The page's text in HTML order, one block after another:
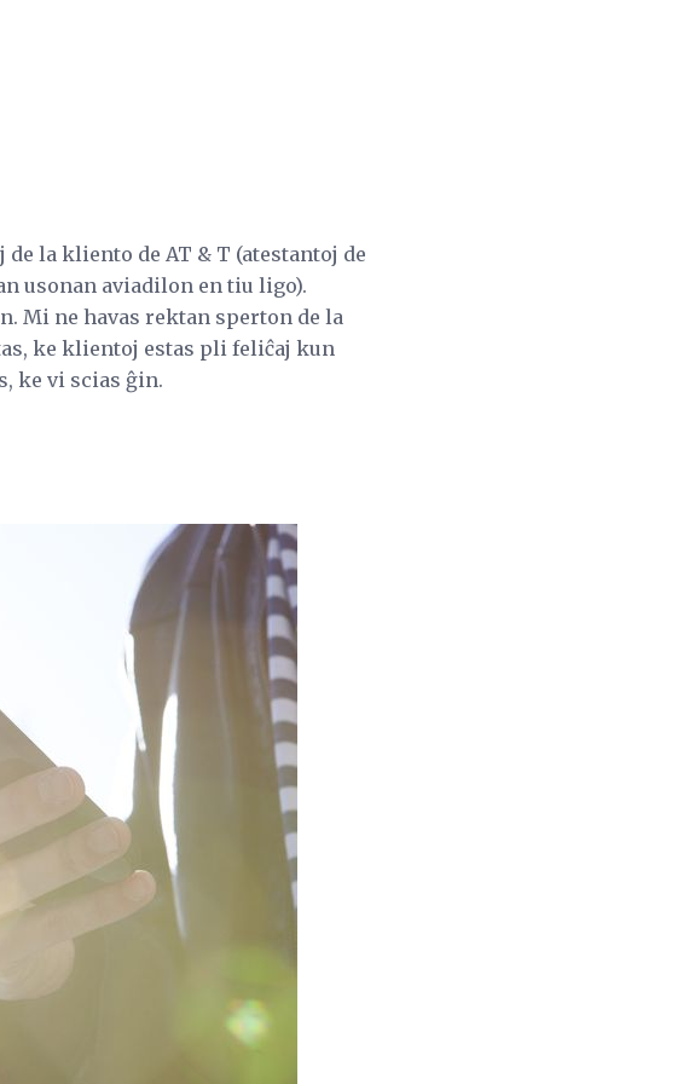
la kliento de AT & T (atestantoj de
usonan aviadilon en tiu ligo).
Mi ne havas rektan sperton de la
ke klientoj estas pli feliĉaj kun
ke vi scias ĝin.